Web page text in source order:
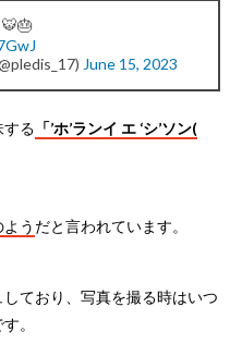
June 15, 2023
する 「’ホ’ランイ エ ‘シ’ソン(
う だと言われています。
ており、写真を撮る時はいつ
。